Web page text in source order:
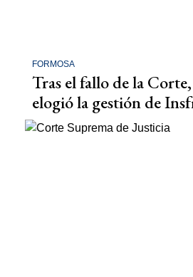
FORMOSA
Tras el fallo de la
elogió la gestión de